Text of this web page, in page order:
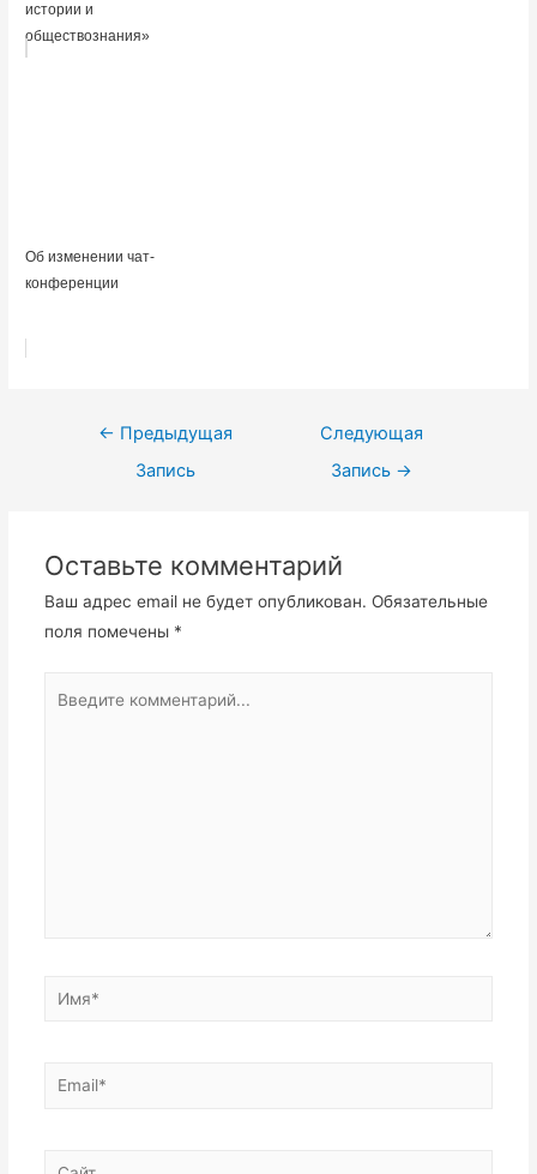
истории и
обществознания»
Об изменении чат-
конференции
Навигация
← Предыдущая
Запись
Следующая
Запись →
Оставьте комментарий
Ваш адрес email не будет опубликован. Обязательные
поля помечены *
Имя*
Email*
Сайт